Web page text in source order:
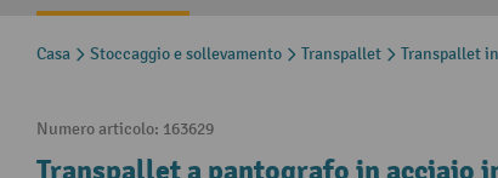
Casa Stoccaggio e sollevamento Transpallet Transpallet
Numero articolo: 163629
Transpallet a pantografo in acciaio